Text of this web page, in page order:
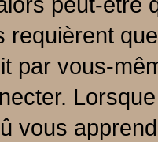
requièrent
par vous-
vous